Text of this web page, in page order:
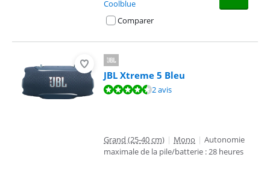
Coolblue
Comparer
JBL Xtreme 5 Bleu
La note est de 8,7 sur 10, basée sur 2 avis.2 avis
Grand (25-40 cm) | Mono | Autonomie
maximale de la pile/batterie : 28 heures